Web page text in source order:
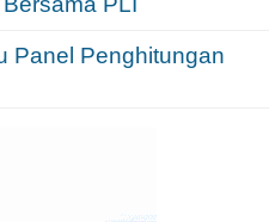
Panel Penghitungan